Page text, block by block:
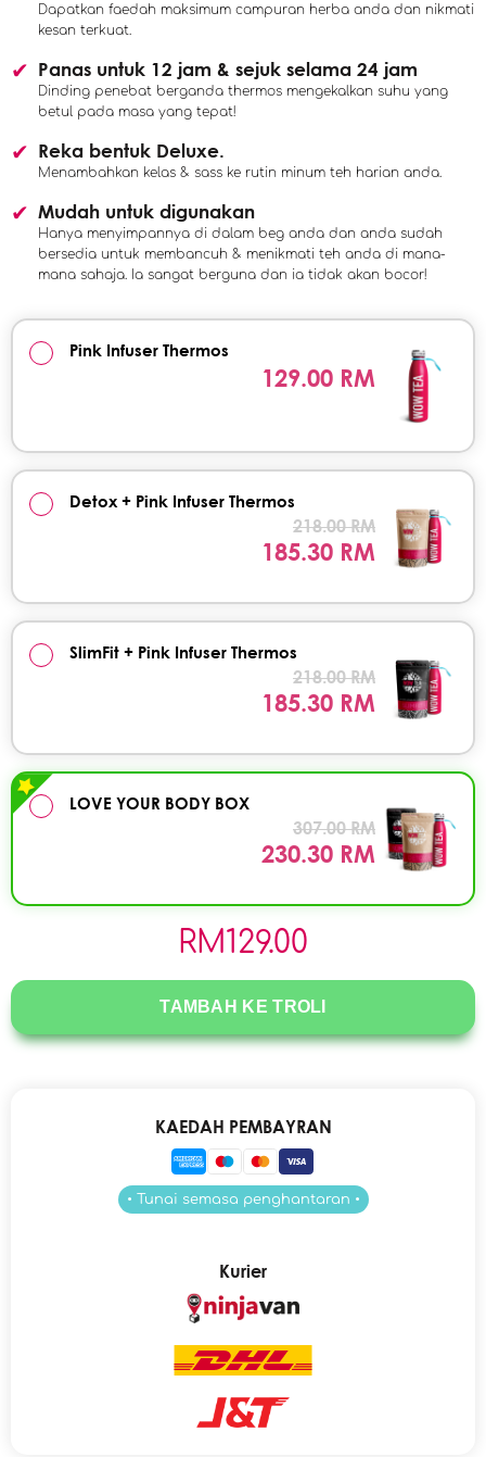
Dapatkan faedah maksimum campuran herba anda dan nikmati
kesan terkuat.
Panas untuk 12 jam & sejuk selama 24 jam
Dinding penebat berganda thermos mengekalkan suhu yang
betul pada masa yang tepat!
Reka bentuk Deluxe.
Menambahkan kelas & sass ke rutin minum teh harian anda.
Mudah untuk digunakan
Hanya menyimpannya di dalam beg anda dan anda sudah
bersedia untuk membancuh & menikmati teh anda di mana-
mana sahaja. Ia sangat berguna dan ia tidak akan bocor!
Pink Infuser Thermos
129.00 RM
Detox + Pink Infuser Thermos
218.00 RM
185.30 RM
SlimFit + Pink Infuser Thermos
218.00 RM
185.30 RM
LOVE YOUR BODY BOX
307.00 RM
230.30 RM
RM129.00
TAMBAH KE TROLI
KAEDAH PEMBAYRAN
• Tunai semasa penghantaran •
Kurier